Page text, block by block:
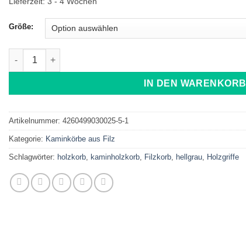
Größe:
Holzkorb aus Filz oval hellgrau Menge
IN DEN WARENKORB
Artikelnummer: 4260499030025-5-1
Kategorie: Kaminkörbe aus Filz
Schlagwörter: holzkorb kaminholzkorb Filzkorb hellgrau Holzgriffe